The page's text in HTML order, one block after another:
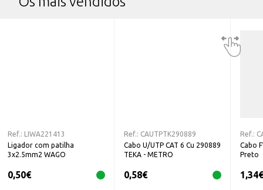
Ref.:
LIWA221413
Ligador com patilha
3x2.5mm2 WAGO
0,50€
Ref.: CAUTPTK290889
Cabo U/UTP CAT 6 Cu 290889
TEKA - METRO
0,58€
Ref.:
Cabo
Preto
1,34€